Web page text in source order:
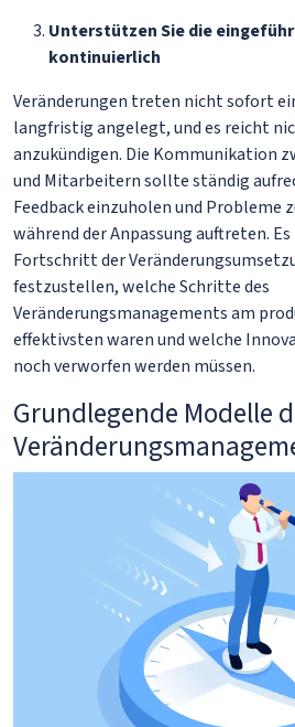
Unterstützen Sie die
kontinuierlich
Veränderungen treten nicht sofort
langfristig angelegt, und es reicht
anzukündigen. Die Kommunikation
und Mitarbeitern sollte ständig
Feedback einzuholen und Probleme
während der Anpassung auftreten.
Fortschritt der
festzustellen, welche Schritte des
Veränderungsmanagements am
effektivsten waren und welche
noch verworfen werden müssen.
Grundlegende Modelle